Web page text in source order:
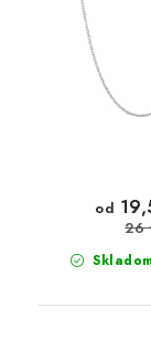
od
26